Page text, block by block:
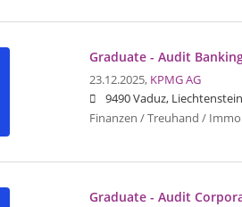
Graduate - Audit
23.12.2025, KPMG AG
9490 Vaduz, Liechtenstein
Finanzen / Treuhand /
Graduate - Audit